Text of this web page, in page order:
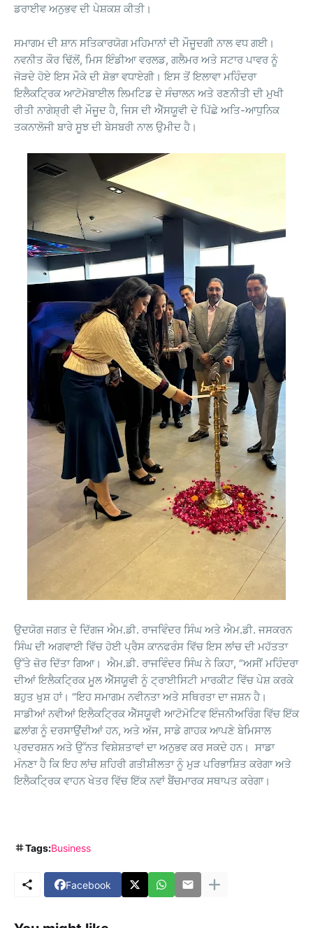
ਡਰਾਈਵ ਅਨੁਭਵ ਦੀ ਪੇਸ਼ਕਸ਼ ਕੀਤੀ।
ਸਮਾਗਮ ਦੀ ਸ਼ਾਨ ਸਤਿਕਾਰਯੋਗ ਮਹਿਮਾਨਾਂ ਦੀ ਮੌਜੂਦਗੀ ਨਾਲ ਵਧ ਗਈ।
ਨਵਨੀਤ ਕੌਰ ਢਿੱਲੋਂ, ਮਿਸ ਇੰਡੀਆ ਵਰਲਡ, ਗਲੈਮਰ ਅਤੇ ਸਟਾਰ ਪਾਵਰ ਨੂੰ
ਜੋੜਦੇ ਹੋਏ ਇਸ ਮੌਕੇ ਦੀ ਸ਼ੋਭਾ ਵਧਾਏਗੀ। ਇਸ ਤੋਂ ਇਲਾਵਾ ਮਹਿੰਦਰਾ
ਇਲੈਕਟ੍ਰਿਕ ਆਟੋਮੋਬਾਈਲ ਲਿਮਟਿਡ ਦੇ ਸੰਚਾਲਨ ਅਤੇ ਰਣਨੀਤੀ ਦੀ ਮੁਖੀ
ਰੀਤੀ ਨਾਗੇਸ਼੍ਰੀ ਵੀ ਮੌਜੂਦ ਹੈ, ਜਿਸ ਦੀ ਐੱਸਯੂਵੀ ਦੇ ਪਿੱਛੇ ਅਤਿ-ਆਧੁਨਿਕ
ਤਕਨਾਲੋਜੀ ਬਾਰੇ ਸੂਝ ਦੀ ਬੇਸਬਰੀ ਨਾਲ ਉਮੀਦ ਹੈ।
ਉਦਯੋਗ ਜਗਤ ਦੇ ਦਿੱਗਜ ਐਮ.ਡੀ. ਰਾਜਵਿੰਦਰ ਸਿੰਘ ਅਤੇ ਐਮ.ਡੀ. ਜਸਕਰਨ
ਸਿੰਘ ਦੀ ਅਗਵਾਈ ਵਿੱਚ ਹੋਈ ਪ੍ਰੈਸ ਕਾਨਫਰੰਸ ਵਿੱਚ ਇਸ ਲਾਂਚ ਦੀ ਮਹੱਤਤਾ
ਉੱਤੇ ਜ਼ੋਰ ਦਿੱਤਾ ਗਿਆ। ਐਮ.ਡੀ. ਰਾਜਵਿੰਦਰ ਸਿੰਘ ਨੇ ਕਿਹਾ, “ਅਸੀਂ ਮਹਿੰਦਰਾ
ਦੀਆਂ ਇਲੈਕਟ੍ਰਿਕ ਮੂਲ ਐੱਸਯੂਵੀ ਨੂੰ ਟ੍ਰਾਈਸਿਟੀ ਮਾਰਕੀਟ ਵਿੱਚ ਪੇਸ਼ ਕਰਕੇ
ਬਹੁਤ ਖੁਸ਼ ਹਾਂ। “ਇਹ ਸਮਾਗਮ ਨਵੀਨਤਾ ਅਤੇ ਸਥਿਰਤਾ ਦਾ ਜਸ਼ਨ ਹੈ।
ਸਾਡੀਆਂ ਨਵੀਆਂ ਇਲੈਕਟ੍ਰਿਕ ਐੱਸਯੂਵੀ ਆਟੋਮੋਟਿਵ ਇੰਜਨੀਅਰਿੰਗ ਵਿੱਚ ਇੱਕ
ਛਲਾਂਗ ਨੂੰ ਦਰਸਾਉਂਦੀਆਂ ਹਨ, ਅਤੇ ਅੱਜ, ਸਾਡੇ ਗਾਹਕ ਆਪਣੇ ਬੇਮਿਸਾਲ
ਪ੍ਰਦਰਸ਼ਨ ਅਤੇ ਉੱਨਤ ਵਿਸ਼ੇਸ਼ਤਾਵਾਂ ਦਾ ਅਨੁਭਵ ਕਰ ਸਕਦੇ ਹਨ। ਸਾਡਾ
ਮੰਨਣਾ ਹੈ ਕਿ ਇਹ ਲਾਂਚ ਸ਼ਹਿਰੀ ਗਤੀਸ਼ੀਲਤਾ ਨੂੰ ਮੁੜ ਪਰਿਭਾਸ਼ਿਤ ਕਰੇਗਾ ਅਤੇ
ਇਲੈਕਟ੍ਰਿਕ ਵਾਹਨ ਖੇਤਰ ਵਿੱਚ ਇੱਕ ਨਵਾਂ ਬੈਂਚਮਾਰਕ ਸਥਾਪਤ ਕਰੇਗਾ।
Tags:Business
Facebook